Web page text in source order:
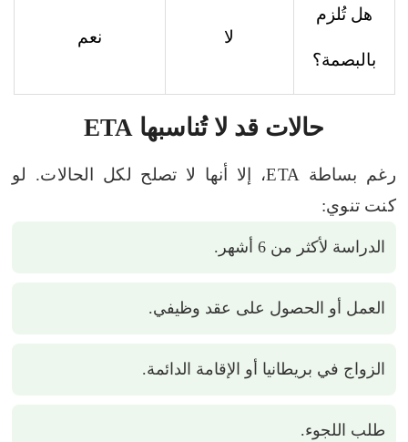
هل تُلزم
بالبصمة؟
لا نعم
حالات قد لا تُناسبها ETA
رغم بساطة ETA، إلا أنها لا تصلح لكل الحالات. لو
كنت تنوي:
الدراسة لأكثر من 6 أشهر.
العمل أو الحصول على عقد وظيفي.
الزواج في بريطانيا أو الإقامة الدائمة.
طلب اللجوء.